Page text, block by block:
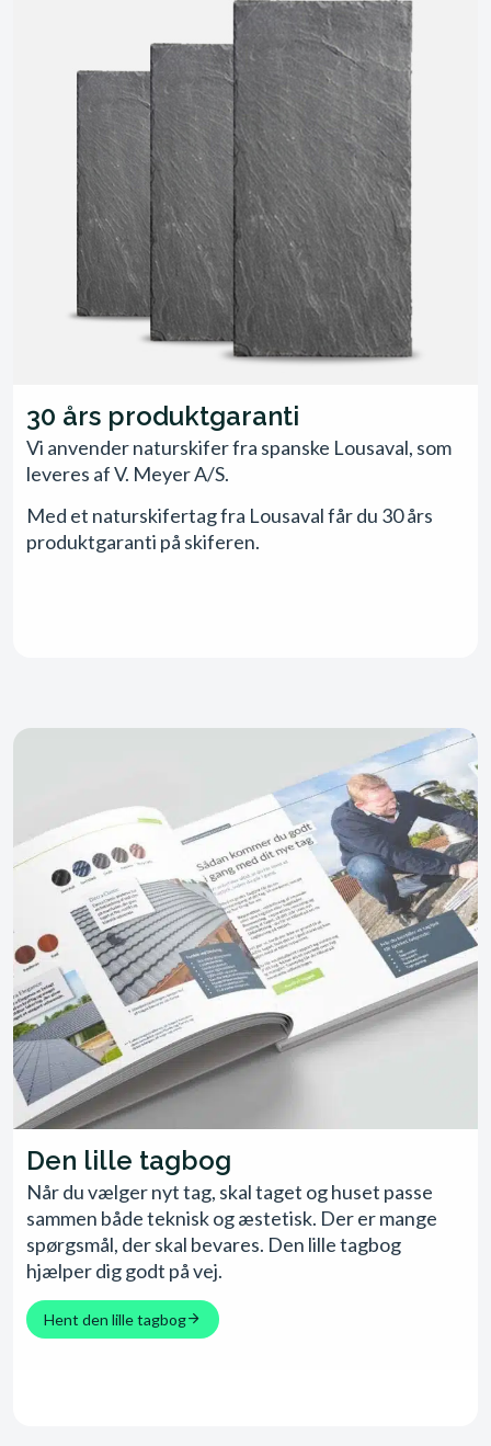
30 års produktgaranti
Vi anvender naturskifer fra spanske Lousaval, som
leveres af V. Meyer A/S.
Med et naturskifertag fra Lousaval får du 30 års
produktgaranti på skiferen.
Den lille tagbog
Når du vælger nyt tag, skal taget og huset passe
sammen både teknisk og æstetisk. Der er mange
spørgsmål, der skal bevares. Den lille tagbog
hjælper dig godt på vej.
Hent den lille tagbog